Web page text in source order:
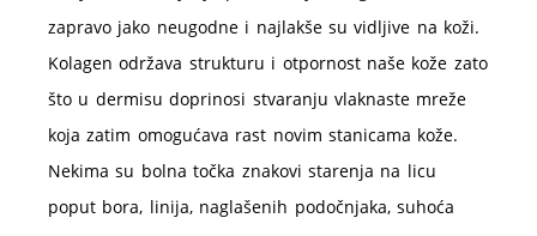
zapravo jako neugodne i najlakše su vidljive na koži.
Kolagen održava strukturu i otpornost naše kože zato
što u dermisu doprinosi stvaranju vlaknaste mreže
koja zatim omogućava rast novim stanicama kože.
Nekima su bolna točka znakovi starenja na licu
poput bora, linija, naglašenih podočnjaka, suhoća